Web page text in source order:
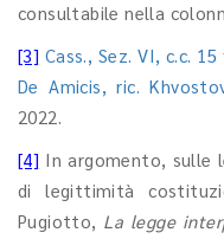
consultabile nella
[3] Cass., Sez. VI, c.c.
De Amicis, ric.
2022.
[4] In argomento, sulle
di legittimità
Pugiotto, La legge